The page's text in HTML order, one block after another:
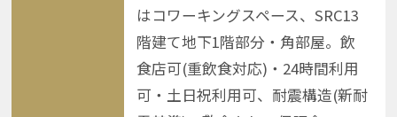
はコワーキングスペース、SRC13
階建て地下1階部分・角部屋。飲
食店可(重飲食対応)・24時間利用
可・土日祝利用可、耐震構造(新耐